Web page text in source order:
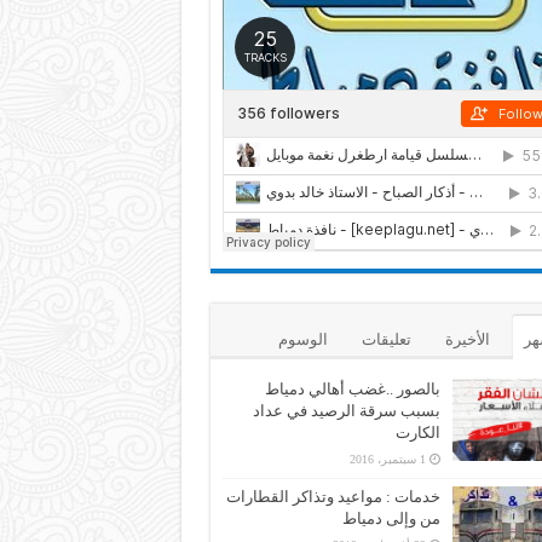
الأخيرة تعليقات الوسوم
بالصور ..غضب أهالي دمياط
بسبب سرقة الرصيد في عداد
الكارت
1 سبتمبر، 2016
خدمات : مواعيد وتذاكر القطارات
من وإلى دمياط